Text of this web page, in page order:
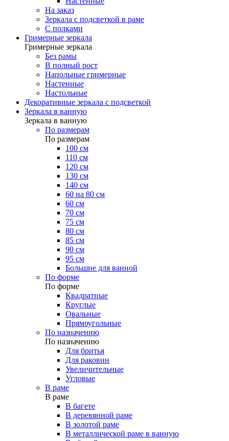
На заказ
Зеркала с подсветкой в раме
С полками
Гримерные зеркала
Гримерные зеркала
Без рамы
В полный рост
Напольные гримерные
Настенные
Настольные
Декоративные зеркала с подсветкой
Зеркала в ванную
Зеркала в ванную
По размерам
По размерам
100 см
110 см
120 см
130 см
140 см
60 на 80 см
60 см
70 см
75 см
80 см
85 см
90 см
95 см
Большие для ванной
По форме
По форме
Квадратные
Круглые
Овальные
Прямоугольные
По назначению
По назначению
Для бритья
Для раковин
Увеличительные
Угловые
В раме
В раме
В багете
В деревянной раме
В золотой раме
В металлической раме в ванную